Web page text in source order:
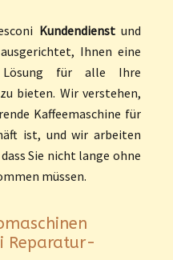
Kundendienstund
Ihnen eine
Lösung für alle Ihre
bieten. Wir verstehen,
Kaffeemaschine für
ist, und wir arbeiten
Sie nicht lange ohne
müssen.
Reparatur-